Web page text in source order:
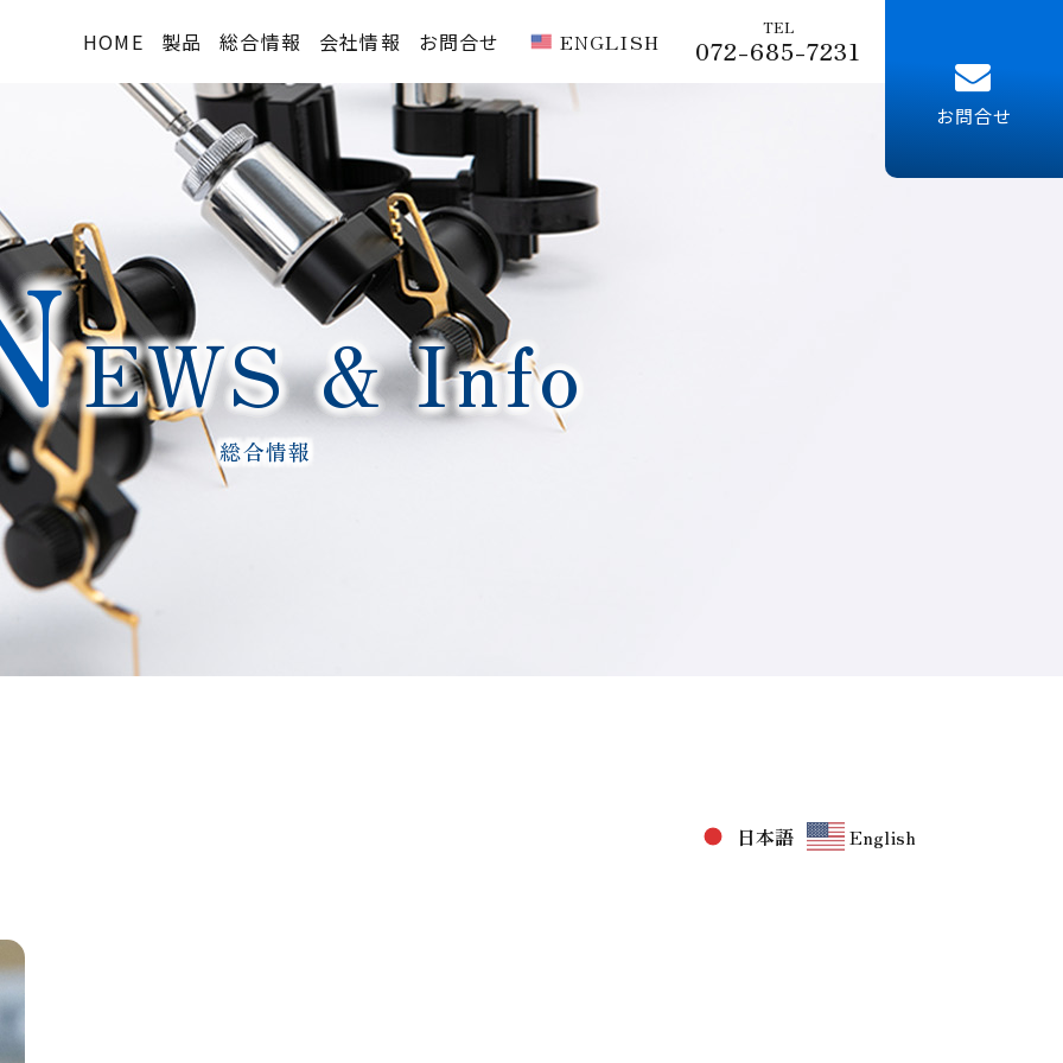
HOME 製品
2Dタイプ概要
- PFシリーズ
- PAシリーズ
- PLシリーズ
3Dタイプ概要
- PVシリーズ
- PSシリーズ
オプション
標準価格表
総合情報
TOPIC
購入方法
デモ機貸出
技術情報等
メディア掲載
会社情報
会社概要
沿革
納入実績
お問合せ ENGLISH
TEL
072-685-7231
お問合せ
EWS & Info
総合情報
日本語 English